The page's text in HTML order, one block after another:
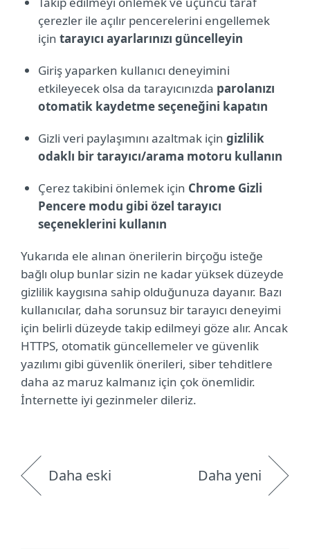
çerezler ile açılır pencerelerini engellemek
için tarayıcı ayarlarınızı güncelleyin
Giriş yaparken kullanıcı deneyimini
etkileyecek olsa da tarayıcınızda parolanızı
otomatik kaydetme seçeneğini kapatın
Gizli veri paylaşımını azaltmak için gizlilik
odaklı bir tarayıcı/arama motoru kullanın
Çerez takibini önlemek için Chrome Gizli
Pencere modu gibi özel tarayıcı
seçeneklerini kullanın
Yukarıda ele alınan önerilerin birçoğu isteğe
bağlı olup bunlar sizin ne kadar yüksek düzeyde
gizlilik kaygısına sahip olduğunuza dayanır. Bazı
kullanıcılar, daha sorunsuz bir tarayıcı deneyimi
için belirli düzeyde takip edilmeyi göze alır. Ancak
HTTPS, otomatik güncellemeler ve güvenlik
yazılımı gibi güvenlik önerileri, siber tehditlere
daha az maruz kalmanız için çok önemlidir.
İnternette iyi gezinmeler dileriz.
Daha eski Daha yeni